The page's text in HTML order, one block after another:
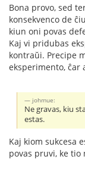
Bona provo, sed
konsekvenco de
kiun oni povas
Kaj vi pridubas
kontraŭi. Precipe
eksperimento, ĉar
johmue:
Ne gravas, kiu
estas.
Kaj kiom sukcesa
povas pruvi, ke